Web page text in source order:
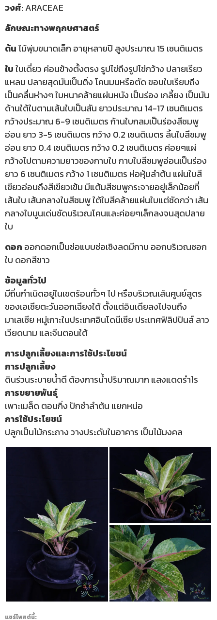
วงศ์: ARACEAE
ลักษณะทางพฤกษศาสตร์
ต้นไม้พุ่มขนาดเล็ก อายุหลายปี สูงประมาณ 15 เซนติเมตร
ใบใบเดี่ยว ค่อนข้างตั้งตรง รูปไข่ถึงรูปไข่กว้าง ปลายเรียว
แหลม ปลายสุดมันเป็นติ่ง โคนมนหรือตัด ขอบใบเรียบถึง
เป็นคลื่นห่างๆ ใบหนาคล้ายแผ่นหนัง เป็นร่อง เกลี้ยง เป็นมัน
ด้านใต้ใบตามเส้นใบเป็นสัน ยาวประมาณ 14-17 เซนติเมตร
กว้างประมาณ 6-9 เซนติเมตร ก้านใบกลมเป็นร่องสีชมพู
อ่อน ยาว 3-5 เซนติเมตร กว้าง 0.2 เซนติเมตร ลิ้นใบสีชมพู
อ่อน ยาว 0.4 เซนติเมตร กว้าง 0.2 เซนติเมตร ค่อยๆแผ่
กว้างไปตามความยาวของกาบใบ กาบใบสีชมพูอ่อนเป็นร่อง
ยาว 6 เซนติเมตร กว้าง 1 เซนติเมตร ห่อหุ้มลำต้น แผ่นใบสี
เขียวอ่อนถึงสีเขียวเข้ม มีแต้มสีชมพูกระจายอยู่เล็กน้อยที่
เส้นใบ เส้นกลางใบสีชมพู ใต้ใบสีคล้ายแผ่นใบแต่ชัดกว่า เส้น
กลางใบนูนเด่นชัดบริเวณโคนและค่อยๆเล็กลงจนสุดปลาย
ใบ
ดอก ออกดอกเป็นช่อแบบช่อเชิงลดมีกาบ ออกบริเวณซอก
ใบ ดอกสีขาว
ข้อมูลทั่วไป
มีถิ่นกำเนิดอยู่ในเขตร้อนทั่วๆ ไป หรือบริเวณเส้นศูนย์สูตร
ของเอเชียตะวันออกเฉียงใต้ ตั้งแต่อินเดียลงไปจนถึง
มาเลเซีย หมู่เกาะในประเทศอินโดนีเซีย ประเทศฟิลิปปินส์ ลาว
เวียดนาม และจีนตอนใต้
การปลูกเลี้ยงและการใช้ประโยชน์
การปลูกเลี้ยง
ดินร่วนระบายน้ำดี ต้องการน้ำปริมาณมาก แสงแดดรำไร
การขยายพันธุ์
เพาะเมล็ด ตอนกิ่ง ปักชำลำต้น แยกหน่อ
การใช้ประโยชน์
ปลูกเป็นไม้กระถาง วางประดับในอาคาร เป็นไม้มงคล
แชร์โพสต์นี้: